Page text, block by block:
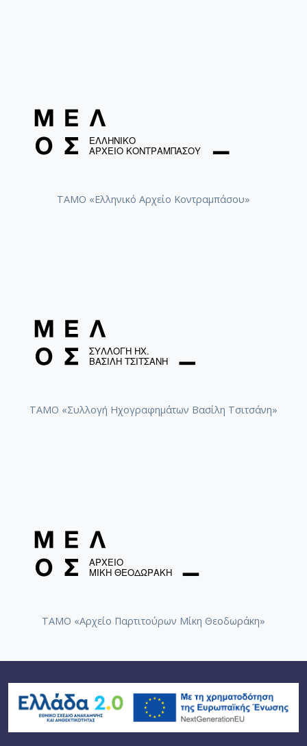
ΤΑΜΟ «Ελληνικό Αρχείο Κοντραμπάσου»
ΤΑΜΟ «Συλλογή Ηχογραφημάτων Βασίλη Τσιτσάνη»
ΤΑΜΟ «Αρχείο Παρτιτούρων Μίκη Θεοδωράκη»